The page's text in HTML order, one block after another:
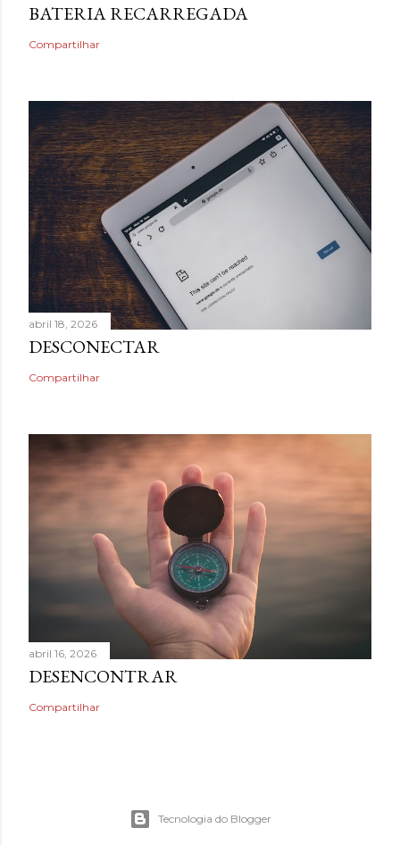
BATERIA RECARREGADA
Compartilhar
abril 18, 2026
DESCONECTAR
Compartilhar
abril 16, 2026
DESENCONTRAR
Compartilhar
Tecnologia do Blogger